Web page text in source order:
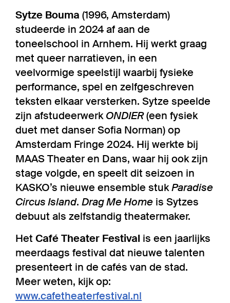
Sytze Bouma (1996, Amsterdam)
studeerde in 2024 af aan de
toneelschool in Arnhem. Hij werkt graag
met queer narratieven, in een
veelvormige speelstijl waarbij fysieke
performance, spel en zelfgeschreven
teksten elkaar versterken. Sytze speelde
zijn afstudeerwerkONDIER(een fysiek
duet met danser Sofia Norman) op
Amsterdam Fringe 2024. Hij werkte bij
MAAS Theater en Dans, waar hij ook zijn
stage volgde, en speelt dit seizoen in
KASKO’s nieuwe ensemble stukParadise
Circus Island. Drag Me Home is Sytzes
debuut als zelfstandig theatermaker.
Het Café Theater Festival is een jaarlijks
meerdaags festival dat nieuwe talenten
presenteert in de cafés van de stad.
Meer weten, kijk op:
www.cafetheaterfestival.nl